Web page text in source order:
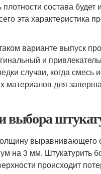
состава будет
эта характеристика
варианте выпуск
и
случаи, когда смесь
материалов для
выбора
выравнивающего
на 3 мм. Штукатурить
происходит